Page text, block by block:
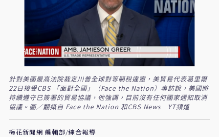
針對美國最高法院裁定川普全球對等關稅違憲，美貿易代表葛里爾
22日接受CBS 「面對全國」（Face the Nation）專訪說，美國將
持續遵守已簽署的貿易協議，他強調，目前沒有任何國家通知取消
協議。圖／翻攝自 Face the Nation 和CBS News YT頻道
梅花新聞網 編輯部/綜合報導